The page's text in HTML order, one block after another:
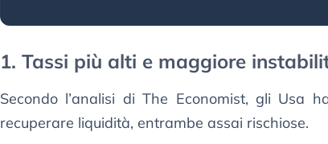
1. Tassi più alti e maggiore
Secondo l’analisi di The Economist, gli Usa
recuperare liquidità, entrambe assai rischiose.